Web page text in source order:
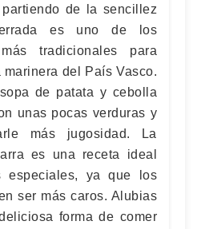
de la sencillez
es uno de los
más tradicionales para
del País Vasco.
de patata y cebolla
unas pocas verduras y
más jugosidad. La
es una receta ideal
especiales, ya que los
ser más caros. Alubias
forma de comer